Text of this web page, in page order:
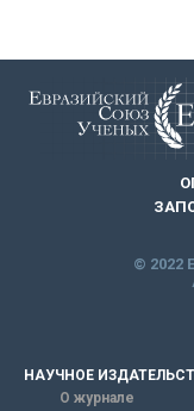
© 2022
НАУЧНОЕ
О журнале